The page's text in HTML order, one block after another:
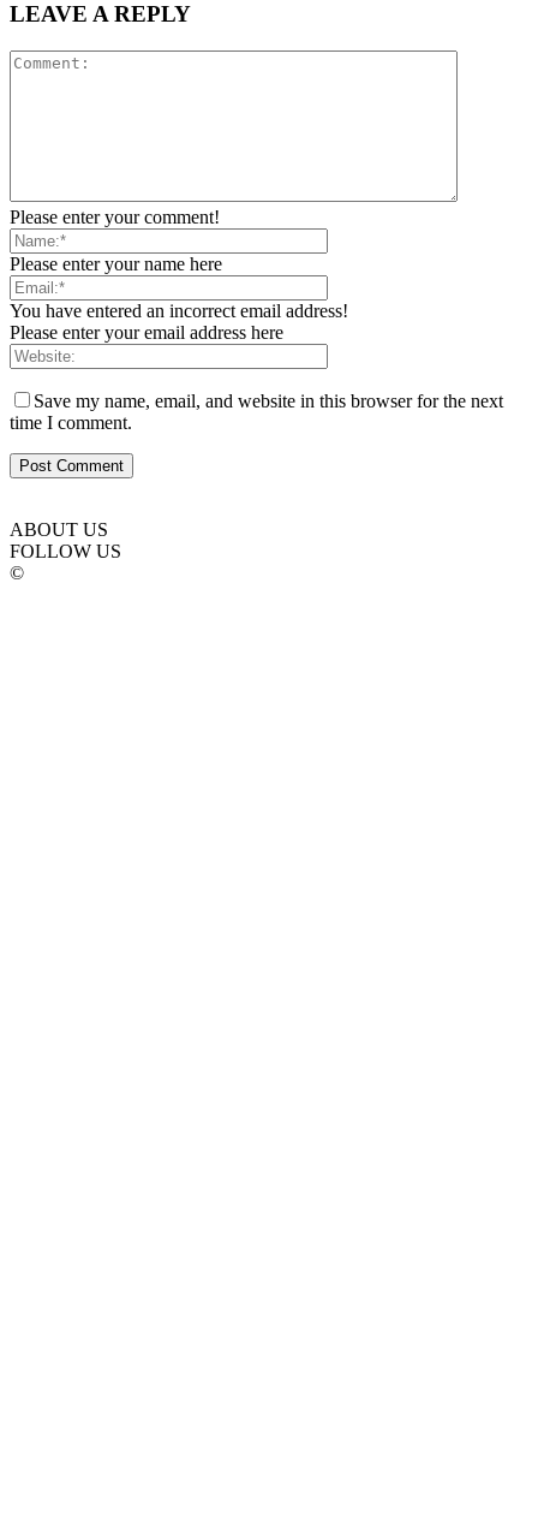
LEAVE A REPLY
Please enter your comment!
Please enter your name here
You have entered an incorrect email address!
Please enter your email address here
Save my name, email, and website in this browser for the next
time I comment.
ABOUT US
FOLLOW US
©